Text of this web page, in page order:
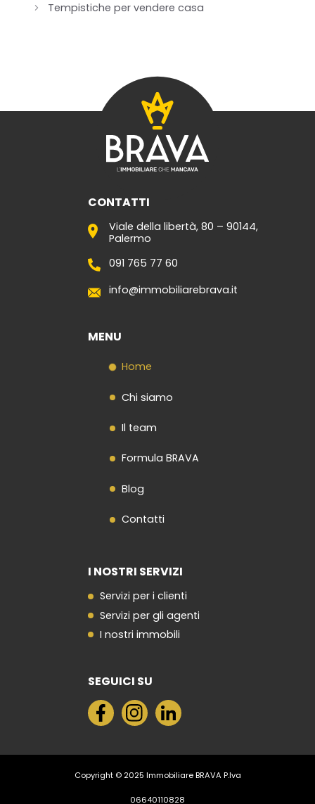
Tempistiche per vendere casa
CONTATTI
Viale della libertà, 80 – 90144,
Palermo
091 765 77 60
info@immobiliarebrava.it
MENU
Home
Chi siamo
Il team
Formula BRAVA
Blog
Contatti
I NOSTRI SERVIZI
Servizi per i clienti
Servizi per gli agenti
I nostri immobili
SEGUICI SU
Copyright © 2025 Immobiliare BRAVA P.Iva
06640110828